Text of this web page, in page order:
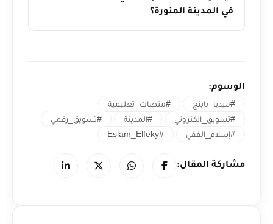
في المدينة المنورة؟
الوسوم:
#ميديا_باينج
#منصات_تعليمية
#تسويق_الكتروني
#المدينة
#تسويق_رقمي
#إسلام_الفقي
#Eslam_Elfeky
مشاركة المقال: